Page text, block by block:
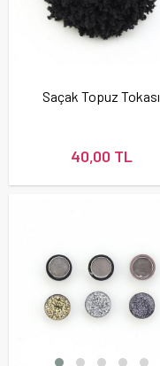
Saçak Topuz Tokası
40,00 TL